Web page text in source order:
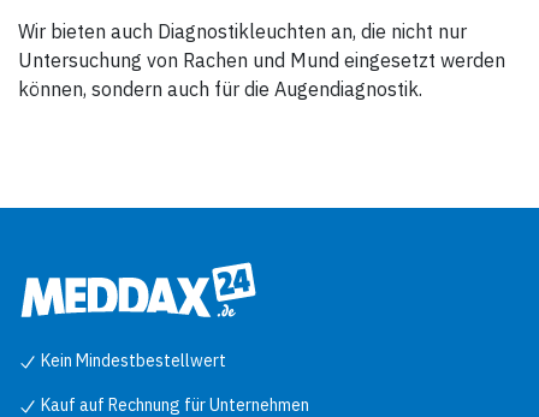
Wir bieten auch Diagnostikleuchten an, die nicht nur
Untersuchung von Rachen und Mund eingesetzt werden
können, sondern auch für die Augendiagnostik.
Kein Mindestbestellwert
Kauf auf Rechnung für Unternehmen